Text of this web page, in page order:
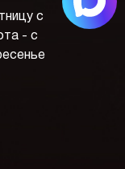
с
- с